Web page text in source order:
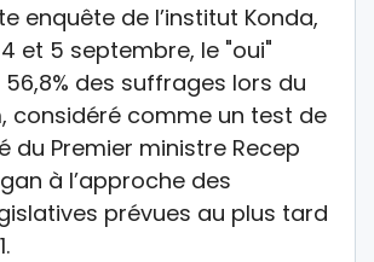
enquête de l’institut Konda,
et 5 septembre, le "oui"
des suffrages lors du
considéré comme un test de
du Premier ministre Recep
à l’approche des
prévues au plus tard